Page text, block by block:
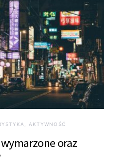
AKTYWNOŚĆ
oraz